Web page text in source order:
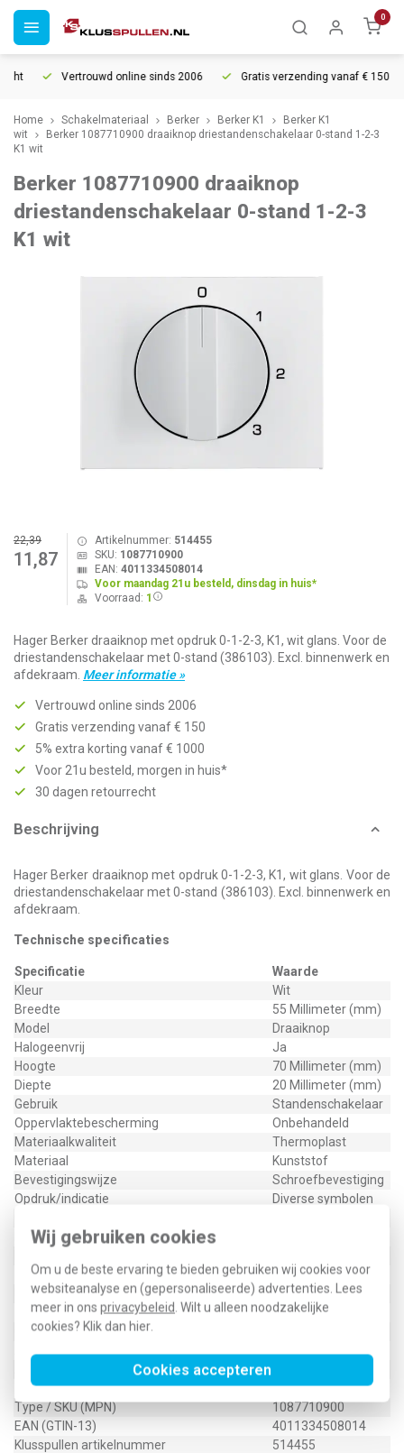
Wij gebruiken cookies
Om u de beste ervaring te bieden gebruiken wij cookies voor
websiteanalyse en (gepersonaliseerde) advertenties. Lees
meer in ons privacybeleid. Wilt u alleen noodzakelijke
cookies? Klik dan hier.
Cookies accepteren
0
Vertrouwd online sinds 2006 Gratis verzending vanaf € 150
Home Schakelmateriaal Berker Berker K1
Berker K1
wit
Berker 1087710900 draaiknop driestandenschakelaar 0-stand 1-2-3
K1 wit
Berker 1087710900 draaiknop
driestandenschakelaar 0-stand 1-2-3
K1 wit
22,39
11,87
Artikelnummer: 514455
SKU: 1087710900
EAN: 4011334508014
Voor maandag 21u besteld, dinsdag in huis*
Voorraad: 1
Hager Berker draaiknop met opdruk 0-1-2-3, K1, wit glans. Voor de
driestandenschakelaar met 0-stand (386103). Excl. binnenwerk en
afdekraam. Meer informatie »
Vertrouwd online sinds 2006
Gratis verzending vanaf € 150
5% extra korting vanaf € 1000
Voor 21u besteld, morgen in huis*
30 dagen retourrecht
Beschrijving
Hager Berker draaiknop met opdruk 0-1-2-3, K1, wit glans. Voor de
driestandenschakelaar met 0-stand (386103). Excl. binnenwerk en
afdekraam.
Technische specificaties
Specificatie
Waarde
Kleur
Wit
Breedte
55 Millimeter (mm)
Model
Draaiknop
Halogeenvrij
Ja
Hoogte
70 Millimeter (mm)
Diepte
20 Millimeter (mm)
Gebruik
Standenschakelaar
Oppervlaktebescherming
Onbehandeld
Materiaalkwaliteit
Thermoplast
Materiaal
Kunststof
Bevestigingswijze
Schroefbevestiging
Opdruk/indicatie
Diverse symbolen
RAL-nummer (vergelijkbaar)
Met verwisselbare lens/symbool
Nee
Uitvoering oppervlakte
Glanzend
Geschikt voor beschermingsgraad (IP)
IP44
Geschikt voor bussysteem-toetsaansluiting
Antibacteriële behandeling
Type / SKU (MPN)
1087710900
EAN (GTIN-13)
4011334508014
Klusspullen artikelnummer
514455